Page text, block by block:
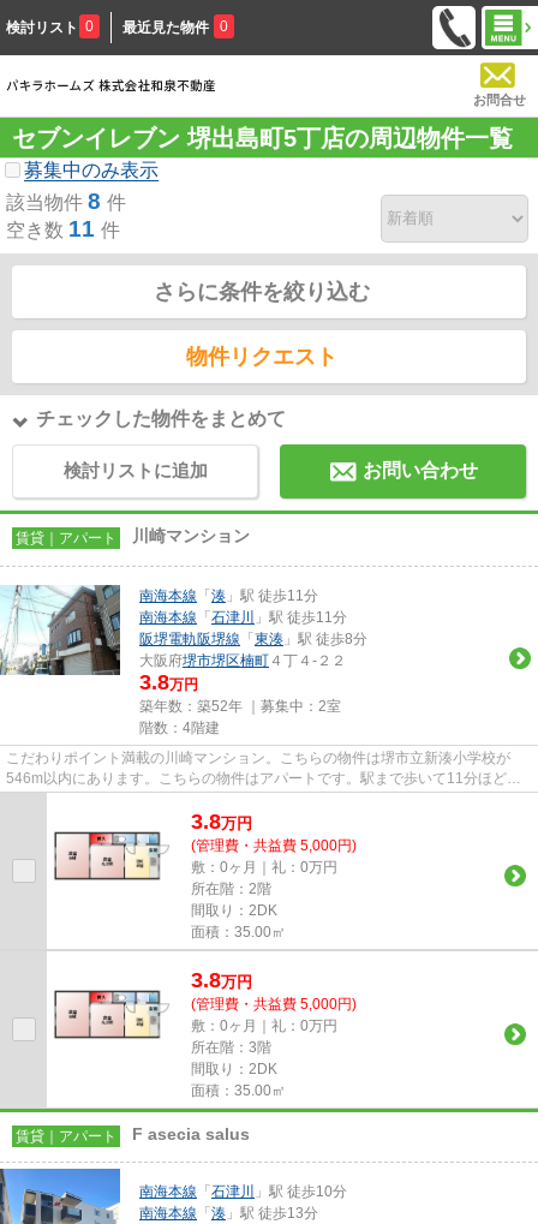
検討リスト 0 最近見た物件 0
お問合せ
セブンイレブン 堺出島町5丁店の周辺物件一覧
募集中のみ表示
該当物件 8 件
空き数 11 件
さらに条件を絞り込む
物件リクエスト
チェックした物件をまとめて
検討リストに追加 お問い合わせ
賃貸｜アパート 川崎マンション
南海本線 「 湊 」駅 徒歩11分
南海本線 「 石津川
」駅 徒歩11分
阪堺電軌阪堺線 「 東湊 」駅 徒歩8分
大阪府堺市堺区楠町 ４丁４-２２
3.8万円
築年数：築52年 ｜募集中： 2室
階数：4階建
こだわりポイント満載の川崎マンション。こちらの物件は堺市立新湊小学校が
546m以内にあります。こちらの物件はアパートです。駅まで歩いて11分ほど
3.8万円
(管理費・共益費 5,000円)
敷：0ヶ月｜礼：0万円
所在階：2階
間取り：2DK
面積：35.00㎡
3.8万円
(管理費・共益費 5,000円)
敷：0ヶ月｜礼：0万円
所在階：3階
間取り：2DK
面積：35.00㎡
賃貸｜アパート F asecia salus
南海本線 「 石津川
」駅 徒歩10分
南海本線 「 湊 」駅 徒歩13分